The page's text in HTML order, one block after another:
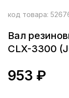
код товара:
Вал
CLX-3300
953 ₽